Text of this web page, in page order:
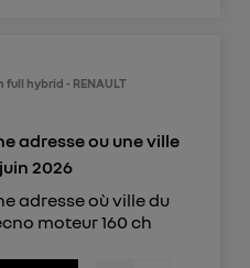
full hybrid - RENAULT
adresse ou une ville
2026
adresse où ville du
moteur 160 ch